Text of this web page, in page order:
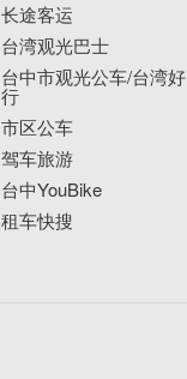
长途客运
台湾观光巴士
台中市观光公车/台湾好
行
市区公车
驾车旅游
台中YouBike
租车快搜